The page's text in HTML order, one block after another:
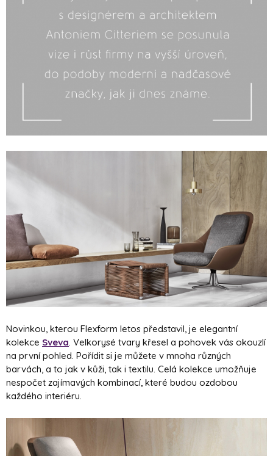
Novinkou, kterou Flexform letos představil, je elegantní
kolekce Sveva. Velkorysé tvary křesel a pohovek vás okouzlí
na první pohled. Pořídit si je můžete v mnoha různých
barvách, a to jak v kůži, tak i textilu. Celá kolekce umožňuje
nespočet zajímavých kombinací, které budou ozdobou
každého interiéru.